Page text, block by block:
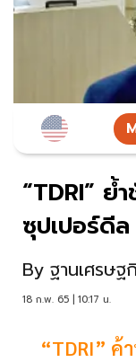
“TDRI” ย้
ซุปเปอร์ดีล
By ฐานเศรษ
18 ก.พ. 65 | 10:17 น.
“TDRI” ค้